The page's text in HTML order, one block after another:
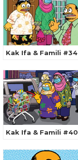
Kak Ifa & Famili #34
Kak Ifa & Famili #40